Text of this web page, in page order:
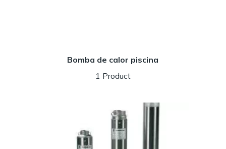
Bomba de calor piscina
1 Product